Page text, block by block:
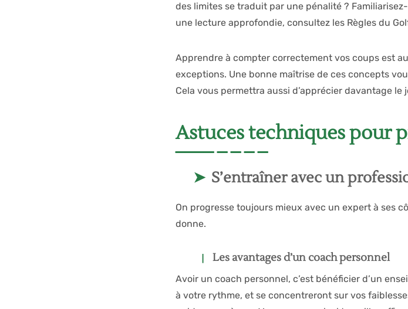
des limites se traduit par une pénalité ?
une lecture approfondie, consultez les Règles du
Apprendre à compter correctement vos coups est
exceptions. Une bonne maîtrise de ces concepts
Cela vous permettra aussi d’apprécier davantage
Astuces techniques pour
S’entraîner avec un
On progresse toujours mieux avec un expert à ses
donne.
Les avantages d’un coach personnel
Avoir un coach personnel, c’est bénéficier d’un
à votre rythme, et se concentreront sur vos